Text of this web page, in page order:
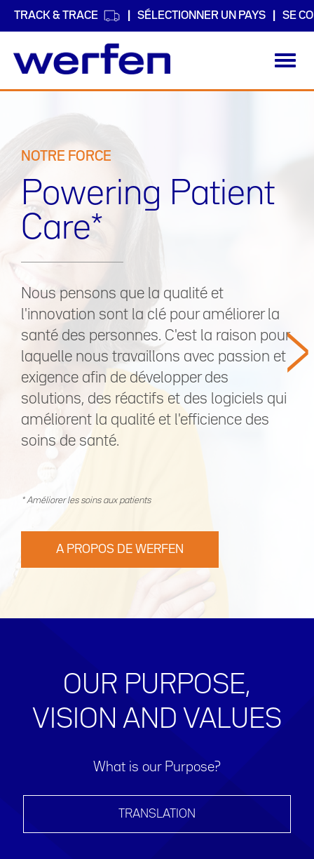
TRACK & TRACE SÉLECTIONNER UN PAYS SE
principal
NOTRE FORCE
Powering Patient
Care*
Nous pensons que la qualité et
l'innovation sont la clé pour améliorer la
santé des personnes. C'est la raison pour
laquelle nous travaillons avec passion et
exigence afin de développer des
solutions, des réactifs et des logiciels qui
améliorent la qualité et l'efficience des
soins de santé.
* Améliorer les soins aux patients
A PROPOS DE WERFEN
>
OUR PURPOSE,
VISION AND VALUES
What is our Purpose?
TRANSLATION